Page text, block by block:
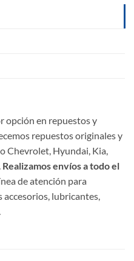
opción en repuestos y
repuestos originales y
Chevrolet, Hyundai, Kia,
Realizamos envíos a todo el
de atención para
lubricantes,